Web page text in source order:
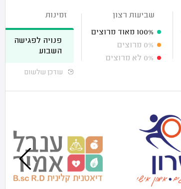
שביעות רצון
100% מאוד מרוצים
0% מרוצים
0% לא מרוצים
זמינות
פנויה לפגישה
השבוע
עודכן שלשום